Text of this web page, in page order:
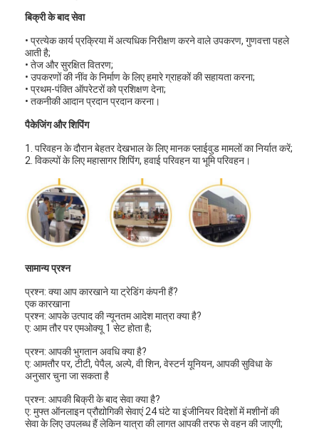
उत्पाद
वीडियो
हमारे बारे में
कारखाने का दौरा
बिक्री के बाद सेवा
• प्रत्येक कार्य प्रक्रिया में अत्यधिक निरीक्षण करने वाले उपकरण, गुणवत्ता पहले
आती है;
• तेज और सुरक्षित वितरण;
• उपकरणों की नींव के निर्माण के लिए हमारे ग्राहकों की सहायता करना;
• प्रथम-पंक्ति ऑपरेटरों को प्रशिक्षण देना;
• तकनीकी आदान प्रदान प्रदान करना।
पैकेजिंग और शिपिंग
1. परिवहन के दौरान बेहतर देखभाल के लिए मानक प्लाईवुड मामलों का निर्यात करें;
2. विकल्पों के लिए महासागर शिपिंग, हवाई परिवहन या भूमि परिवहन।
सामान्य प्रश्न
प्रश्न: क्या आप कारखाने या ट्रेडिंग कंपनी हैं?
एक कारखाना
प्रश्न: आपके उत्पाद की न्यूनतम आदेश मात्रा क्या है?
ए: आम तौर पर एमओक्यू 1 सेट होता है;
प्रश्न: आपकी भुगतान अवधि क्या है?
ए: आमतौर पर, टीटी, पेपैल, अल्पे, वी शिन, वेस्टर्न यूनियन, आपकी सुविधा के
अनुसार चुना जा सकता है
प्रश्न: आपकी बिक्री के बाद सेवा क्या है?
ए: मुफ्त ऑनलाइन प्रौद्योगिकी सेवाएं 24 घंटे या इंजीनियर विदेशों में मशीनों की
सेवा के लिए उपलब्ध हैं लेकिन यात्रा की लागत आपकी तरफ से वहन की जाएगी;